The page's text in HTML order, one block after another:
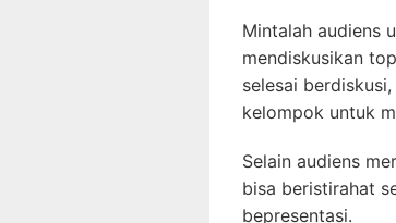
Mintalah audiens
mendiskusikan
selesai
kelompok untuk
Selain audiens
bisa beristirahat
bepresentasi.